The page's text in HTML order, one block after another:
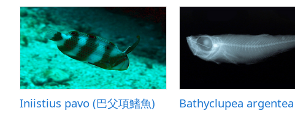
Iniistius pavo (巴父項鰭魚)